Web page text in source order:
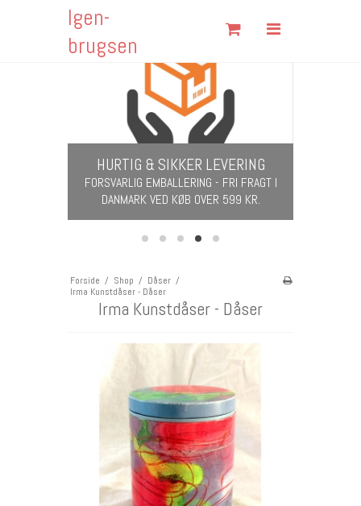
Igen-
brugsen
Om Igen-brugsen
Fortrydelsesformular
Åbningstider
HURTIG & SIKKER LEVERING
​​​​​​​FORSVARLIG EMBALLERING - FRI FRAGT I
DANMARK VED KØB OVER 599 KR.
RETRO
KITSCH & KLASSIKERE FRA 60'ERNE &
70'ERNE
Forside / Shop / Dåser /
Irma Kunstdåser - Dåser
Irma Kunstdåser - Dåser